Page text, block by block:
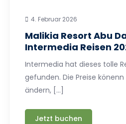
4. Februar 2026
Malikia Resort Abu
Intermedia Reisen
Intermedia hat dieses tolle
gefunden. Die Preise
ändern, […]
Jetzt buchen